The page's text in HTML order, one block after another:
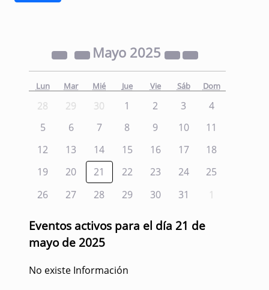
Mayo 2025
Lun Mar Mié Jue Vie Sáb Dom
28 29 30 1 2 3
4
5
6 7 8 9 10
11
12
13 14 15 16 17
18
19
20 21 22 23 24
25
26
27 28 29 30 31 1
Eventos activos para el día 21 de
mayo de 2025
No existe Información